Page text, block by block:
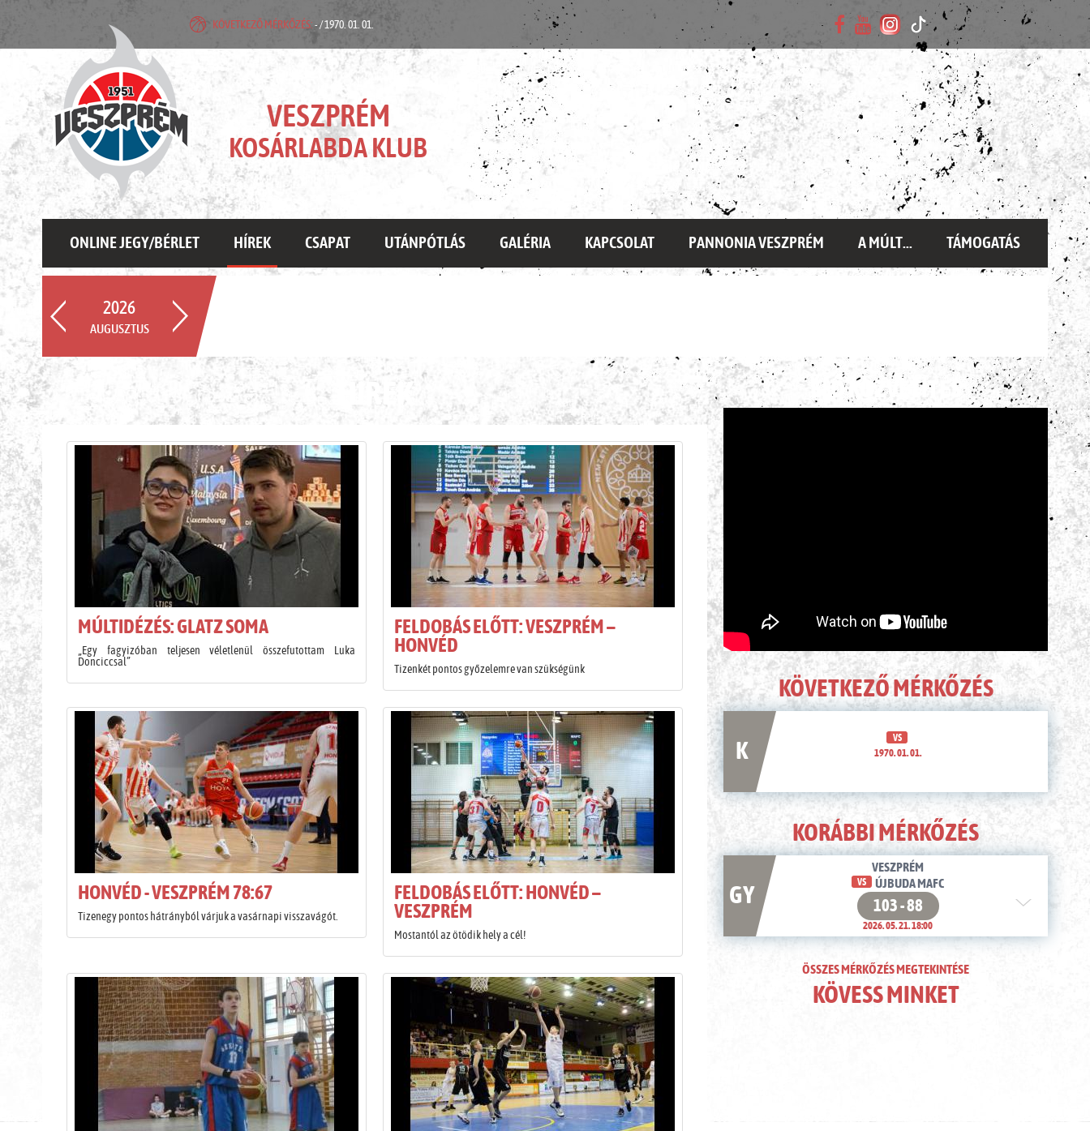
KÖVETKEZŐ MÉRKŐZÉS: - / 1970. 01. 01.
VESZPRÉM
KOSÁRLABDA KLUB
ONLINE JEGY/BÉRLET HÍREK CSAPAT UTÁNPÓTLÁS GALÉRIA KAPCSOLAT PANNONIA VESZPRÉM A MÚLT... TÁMOGATÁS
2026
AUGUSZTUS
HÍREK
MÚLTIDÉZÉS: GLATZ SOMA
„Egy fagyizóban teljesen véletlenül összefutottam Luka
Donciccsal”
FELDOBÁS ELŐTT: VESZPRÉM –
HONVÉD
Tizenkét pontos győzelemre van szükségünk
HONVÉD - VESZPRÉM 78:67
Tizenegy pontos hátrányból várjuk a vasárnapi visszavágót.
FELDOBÁS ELŐTT: HONVÉD –
VESZPRÉM
Mostantól az ötödik hely a cél!
ÉLŐ KÖZVETÍTÉS
KÖVETKEZŐ MÉRKŐZÉS
K
VS
1970. 01. 01.
KORÁBBI MÉRKŐZÉS
GY
VESZPRÉM
VS ÚJBUDA MAFC
103 - 88
2026. 05. 21. 18:00
ÖSSZES MÉRKŐZÉS MEGTEKINTÉSE
KÖVESS MINKET